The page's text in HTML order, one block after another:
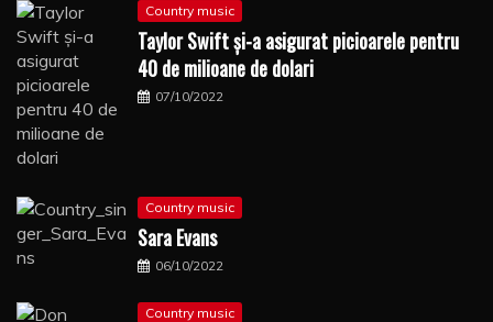
Country music
Taylor Swift şi-a asigurat picioarele pentru
40 de milioane de dolari
07/10/2022
Country music
Sara Evans
06/10/2022
Country music